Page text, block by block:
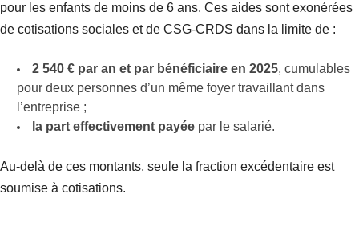
pour les enfants de moins de 6 ans. Ces aides sont exonérées
de cotisations sociales et de CSG-CRDS dans la limite de :
2 540 € par an et par bénéficiaire en 2025, cumulables
pour deux personnes d’un même foyer travaillant dans
l’entreprise ;
la part effectivement payée par le salarié.
Au-delà de ces montants, seule la fraction excédentaire est
soumise à cotisations.